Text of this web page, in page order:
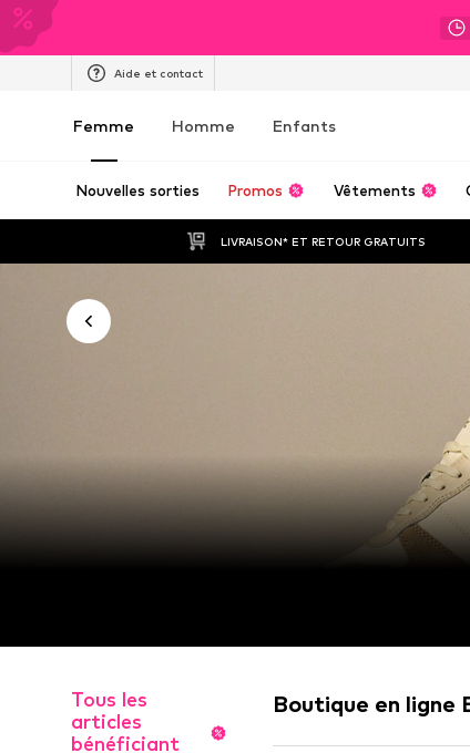
Aide et contact
Femme Homme Enfants
Nouvelles sorties Promos Vêtements
LIVRAISON* ET RETOUR GRATUITS
Tous les
articles
bénéficiant
Boutique en ligne